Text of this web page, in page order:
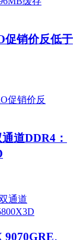
促销价反低于
道DDR4：
、